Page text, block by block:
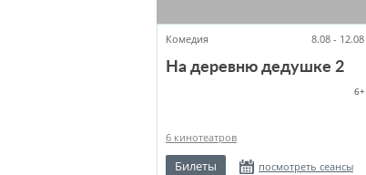
Комедия 8.08 - 12.08
На деревню дедушке 2
6+
6 кинотеатров
Билеты посмотреть сеансы